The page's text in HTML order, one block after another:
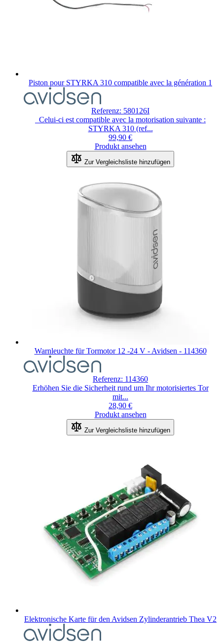
Piston pour STYRKA 310 compatible avec la génération 1
Referenz: 580126I
Celui-ci est compatible avec la motorisation suivante :
STYRKA 310 (ref...
99,90 €
Produkt ansehen
Zur Vergleichsliste hinzufügen
Warnleuchte für Tormotor 12 -24 V - Avidsen - 114360
Referenz: 114360
Erhöhen Sie die Sicherheit rund um Ihr motorisiertes Tor
mit...
28,90 €
Produkt ansehen
Zur Vergleichsliste hinzufügen
Elektronische Karte für den Avidsen Zylinderantrieb Thea V2